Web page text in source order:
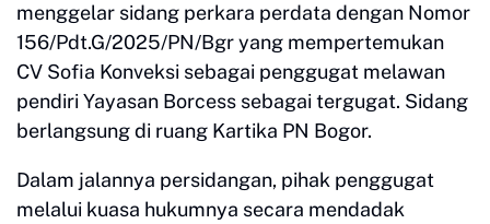
menggelar sidang perkara perdata dengan Nomor
156/Pdt.G/2025/PN/Bgr yang mempertemukan
CV Sofia Konveksi sebagai penggugat melawan
pendiri Yayasan Borcess sebagai tergugat. Sidang
berlangsung di ruang Kartika PN Bogor.
Dalam jalannya persidangan, pihak penggugat
melalui kuasa hukumnya secara mendadak